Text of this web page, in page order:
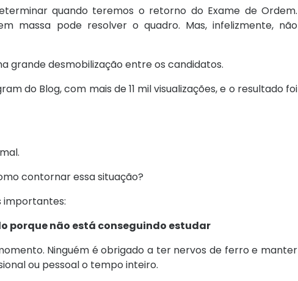
quando teremos o retorno do Exame de Ordem.
massa pode resolver o quadro. Mas, infelizmente, não
grande desmobilização entre os candidatos.
do Blog, com mais de 11 mil visualizações, e o resultado foi
contornar essa situação?
importantes:
porque não está conseguindo estudar
Ninguém é obrigado a ter nervos de ferro e manter
ou pessoal o tempo inteiro.